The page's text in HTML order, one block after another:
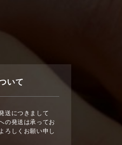
いて
送につきまして
の発送は承ってお
ろしくお願い申し